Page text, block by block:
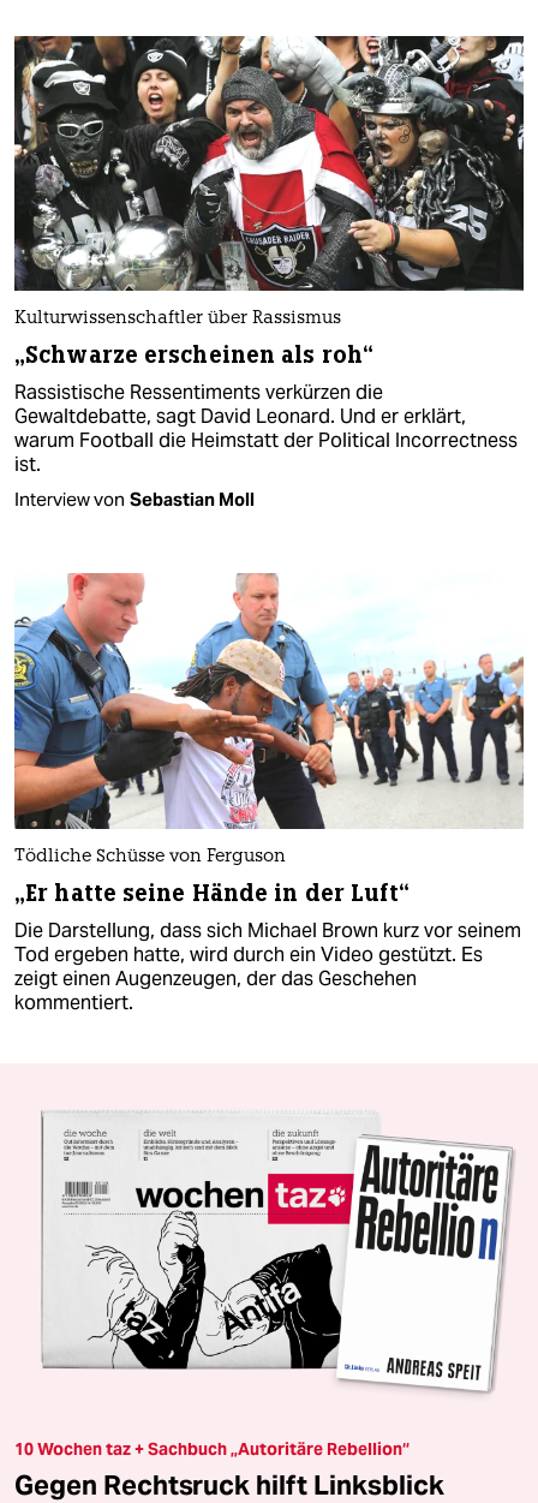
Kulturwissenschaftler über Rassismus
„Schwarze erscheinen als roh“
Rassistische Ressentiments verkürzen die
Gewaltdebatte, sagt David Leonard. Und er erklärt,
warum Football die Heimstatt der Political Incorrectness
ist.
Interview von Sebastian Moll
Tödliche Schüsse von Ferguson
„Er hatte seine Hände in der Luft“
Die Darstellung, dass sich Michael Brown kurz vor seinem
Tod ergeben hatte, wird durch ein Video gestützt. Es
zeigt einen Augenzeugen, der das Geschehen
kommentiert.
10 Wochen taz + Sachbuch „Autoritäre Rebellion“
Gegen Rechtsruck hilft Linksblick